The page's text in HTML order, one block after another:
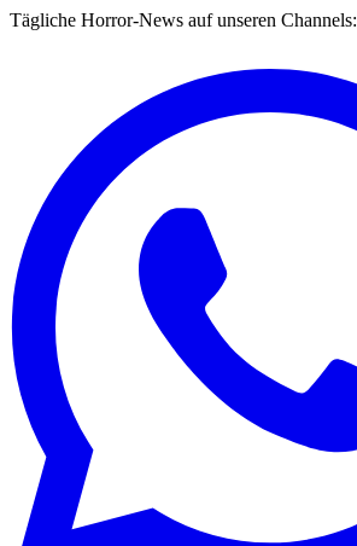
Tägliche Horror-News auf unseren Channels: